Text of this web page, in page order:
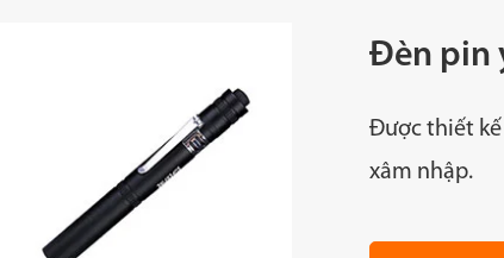
Đèn pin
Được thiết kế
xâm nhập.